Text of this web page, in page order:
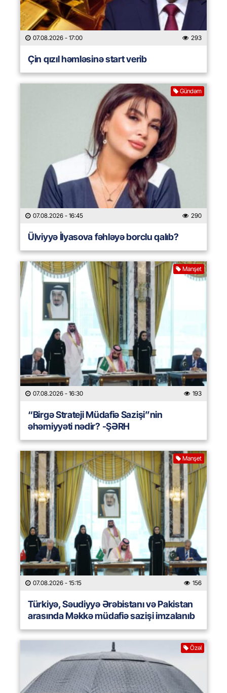
07.08.2026 - 17:00 293
Çin qızıl həmləsinə start verib
Gündəm
07.08.2026 - 16:45 290
Ülviyyə İlyasova fəhləyə borclu qalıb?
Manşet
07.08.2026 - 16:30 193
“Birgə Strateji Müdafiə Sazişi”nin
əhəmiyyəti nədir? -ŞƏRH
Manşet
07.08.2026 - 15:15 156
Türkiyə, Səudiyyə Ərəbistanı və Pakistan
arasında Məkkə müdafiə sazişi imzalanıb
Özəl